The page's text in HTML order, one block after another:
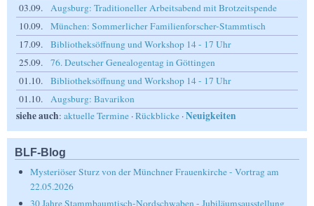
03.09.
Augsburg: Traditioneller Arbeitsabend mit Brotzeitspende
10.09.
München: Sommerlicher Familienforscher-Stammtisch
17.09.
Bibliotheksöffnung und Workshop 14 - 17 Uhr
25.09.
76. Deutscher Genealogentag in Göttingen
01.10.
Bibliotheksöffnung und Workshop 14 - 17 Uhr
01.10.
Augsburg: Bavarikon
siehe auch: aktuelle Termine ·Rückblicke ·Neuigkeiten
BLF-Blog
Mysteriöser Sturz von der Münchner Frauenkirche - Vortrag am
22.05.2026
30 Jahre Stammbaumtisch-Nordschwaben - Jubiläumsausstellung